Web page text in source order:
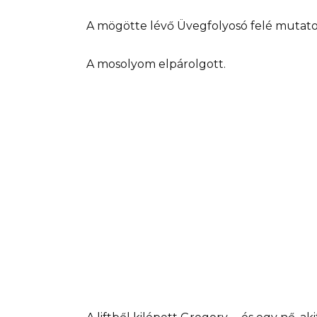
A mögötte lévő Üvegfolyosó felé
A mosolyom elpárolgott.